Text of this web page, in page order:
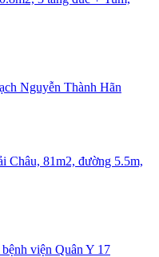
Nguyễn Thành Hãn
Châu, 81m2, đường 5.5m,
viện Quân Y 17